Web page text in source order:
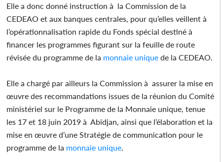
Elle a donc donné instruction à la Commission de la
CEDEAO et aux banques centrales, pour qu’elles veillent à
l’opérationnalisation rapide du Fonds spécial destiné à
financer les programmes figurant sur la feuille de route
révisée du programme de la monnaie unique de la CEDEAO.
Elle a chargé par ailleurs la Commission à assurer la mise en
œuvre des recommandations issues de la réunion du Comité
ministériel sur le Programme de la Monnaie unique, tenue
les 17 et 18 juin 2019 à Abidjan, ainsi que l’élaboration et la
mise en œuvre d’une Stratégie de communication pour le
programme de la monnaie unique